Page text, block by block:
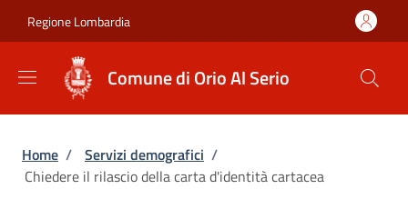
Regione Lombardia
Comune di Orio Al Serio
Briciole di pane
Home / Servizi demografici /
Chiedere il rilascio della carta d'identità cartacea